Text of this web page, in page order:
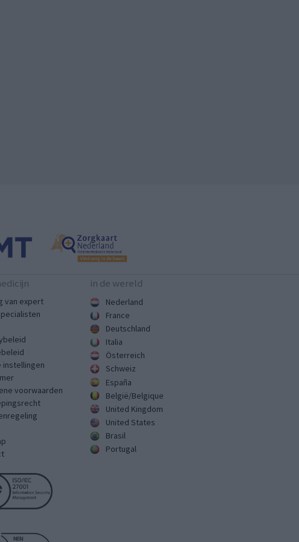
van expert
instellingen
voorwaarden
in de wereld
Nederland
France
Deutschland
Italia
Österreich
Schweiz
España
België/Belgique
United Kingdom
United States
Brasil
Portugal